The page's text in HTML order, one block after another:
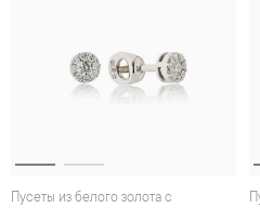
Пусеты из белого золота с
Пусеты из белого золота с